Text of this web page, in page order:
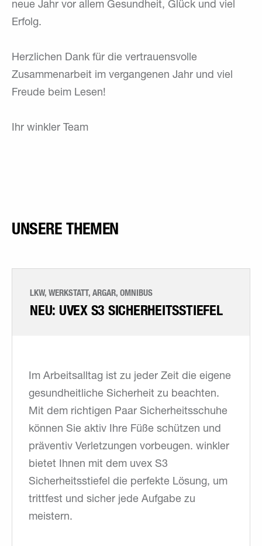
neue Jahr vor allem Gesundheit, Glück und viel
Erfolg.
Herzlichen Dank für die vertrauensvolle
Zusammenarbeit im vergangenen Jahr und viel
Freude beim Lesen!
Ihr winkler Team
UNSERE THEMEN
LKW, WERKSTATT, ARGAR, OMNIBUS
NEU: UVEX S3 SICHERHEITSSTIEFEL
Im Arbeitsalltag ist zu jeder Zeit die eigene
gesundheitliche Sicherheit zu beachten.
Mit dem richtigen Paar Sicherheitsschuhe
können Sie aktiv Ihre Füße schützen und
präventiv Verletzungen vorbeugen. winkler
bietet Ihnen mit dem uvex S3
Sicherheitsstiefel die perfekte Lösung, um
trittfest und sicher jede Aufgabe zu
meistern.